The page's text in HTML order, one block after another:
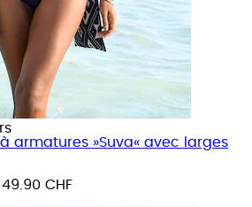
armatures »Suva« avec larges
49.90 CHF